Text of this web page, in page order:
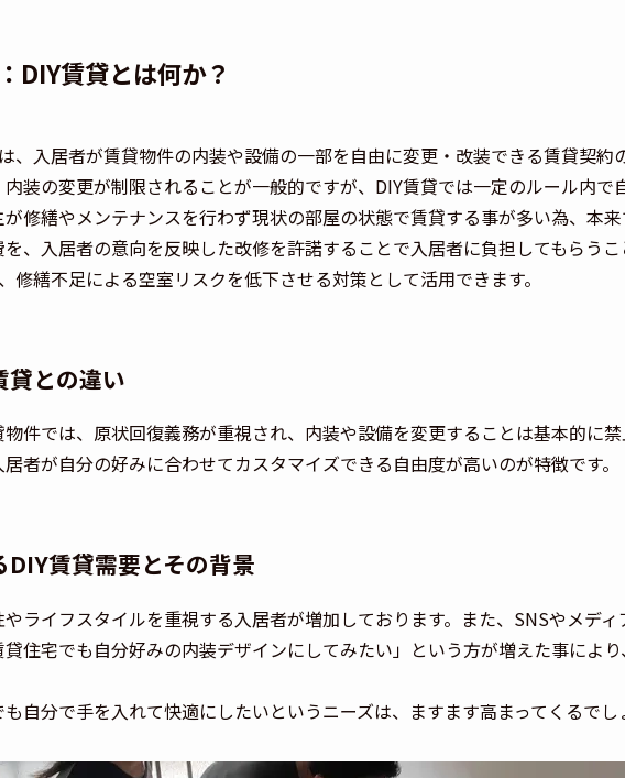
DIY賃貸とは何か？
、入居者が賃貸物件の内装や設備の一部を自由に変更・改装できる賃貸契約
装の変更が制限されることが一般的ですが、DIY賃貸では一定のルール内で
が修繕やメンテナンスを行わず現状の部屋の状態で賃貸する事が多い為、本
、入居者の意向を反映した改修を許諾することで入居者に負担してもらうこ
修繕不足による空室リスクを低下させる対策として活用できます。
貸との違い
件では、原状回復義務が重視され、内装や設備を変更することは基本的に
者が自分の好みに合わせてカスタマイズできる自由度が高いのが特徴です。
DIY賃貸需要とその背景
ライフスタイルを重視する入居者が増加しております。また、SNSやメデ
住宅でも自分好みの内装デザインにしてみたい」という方が増えた事によ
自分で手を入れて快適にしたいというニーズは、ますます高まってくるでし